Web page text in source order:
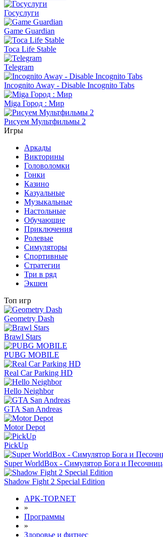
Госуслуги
Game Guardian
Toca Life Stable
Telegram
Incognito Away - Disable Incognito Tabs
Miga Город : Мир
Рисуем Мультфильмы 2
Игры
Аркады
Викторины
Головоломки
Гонки
Казино
Казуальные
Музыкальные
Настольные
Обучающие
Приключения
Ролевые
Симуляторы
Спортивные
Стратегии
Три в ряд
Экшен
Топ игр
Geometry Dash
Brawl Stars
PUBG MOBILE
Real Car Parking HD
Hello Neighbor
GTA San Andreas
Motor Depot
PickUp
Super WorldBox - Симулятор Бога и
Shadow Fight 2 Special Edition
APK-TOP.NET
»
Программы
»
Здоровье и фитнес